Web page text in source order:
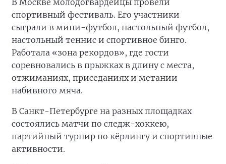
В Москве молодогвардейцы провели
спортивный фестиваль. Его участники
сыграли в мини-футбол, настольный футбол,
настольный теннис и спортивное бинго.
Работала «зона рекордов», где гости
соревновались в прыжках в длину с места,
отжиманиях, приседаниях и метании
набивного мяча.
В Санкт-Петербурге на разных площадках
состоялись матчи по следж-хоккею,
партийный турнир по кёрлингу и спортивные
активности.